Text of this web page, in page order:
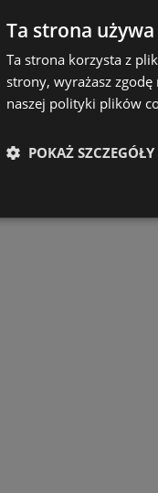
Ta strona
Ta strona korzysta z
strony, wyrażasz
naszej polityki plików
POKAŻ SZCZEGÓŁY